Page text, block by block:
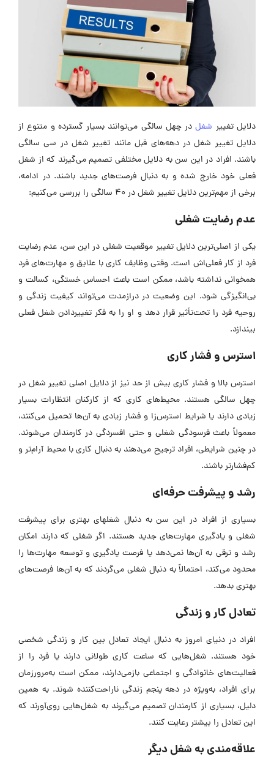
دلایل تغییر شغلدر چهل سالگی می‌توانند بسیار گسترده و متنوع از
دلایل تغییر شغل در دهه‌های قبل مانند تغییر شغل در سی سالگی
باشند. افراد در این سن به دلایل مختلفی تصمیم می‌گیرند که از شغل
فعلی خود خارج شده و به دنبال فرصت‌های جدید باشند. در ادامه،
برخی از مهم‌ترین دلایل تغییر شغل در ۴۰ سالگی را بررسی می‌کنیم:
عدم رضایت شغلی
یکی از اصلی‌ترین دلایل تغییر موقعیت شغلی در این سن، عدم رضایت
فرد از کار فعلی‌اش است. وقتی وظایف کاری با علایق و مهارت‌های فرد
همخوانی نداشته باشد، ممکن است باعث احساس خستگی، کسالت و
بی‌انگیزگی شود. این وضعیت در درازمدت می‌تواند کیفیت زندگی و
روحیه فرد را تحت‌تأثیر قرار دهد و او را به فکر تغییردادن شغل فعلی
بیندازد.
استرس و فشار کاری
استرس بالا و فشار کاری بیش از حد نیز از دلایل اصلی تغییر شغل در
چهل سالگی هستند. محیط‌های کاری که از کارکنان انتظارات بسیار
زیادی دارند یا شرایط استرس‌زا و فشار زیادی به آن‌ها تحمیل می‌کنند،
معمولاً باعث فرسودگی شغلی و حتی افسردگی در کارمندان می‌شوند.
در چنین شرایطی، افراد ترجیح می‌دهند به دنبال کاری با محیط آرام‌تر و
کم‌فشارتر باشند.
رشد و پیشرفت حرفه‌ای
بسیاری از افراد در این سن به دنبال شغلهای بهتری برای پیشرفت
شغلی و یادگیری مهارت‌های جدید هستند. اگر شغلی که دارند امکان
رشد و ترقی به آن‌ها نمی‌دهد یا فرصت یادگیری و توسعه مهارت‌ها را
محدود می‌کند، احتمالاً به دنبال شغلی می‌گردند که به آن‌ها فرصت‌های
بهتری بدهد.
تعادل کار و زندگی
افراد در دنیای امروز به دنبال ایجاد تعادل بین کار و زندگی شخصی
خود هستند. شغل‌هایی که ساعت کاری طولانی دارند یا فرد را از
فعالیت‌های خانوادگی و اجتماعی بازمی‌دارند، ممکن است به‌مرورزمان
برای افراد، به‌ویژه در دهه پنجم زندگی ناراحت‌کننده شوند. به همین
دلیل، بسیاری از کارمندان تصمیم می‌گیرند به شغل‌هایی روی‌آورند که
این تعادل را بیشتر رعایت کنند.
علاقه‌مندی به شغل دیگر